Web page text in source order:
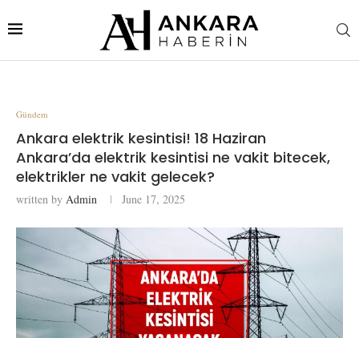
Gündem
Ankara elektrik kesintisi! 18 Haziran
Ankara’da elektrik kesintisi ne vakit bitecek,
elektrikler ne vakit gelecek?
written by Admin June 17, 2025